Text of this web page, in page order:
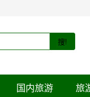
搜!
国内旅游 旅